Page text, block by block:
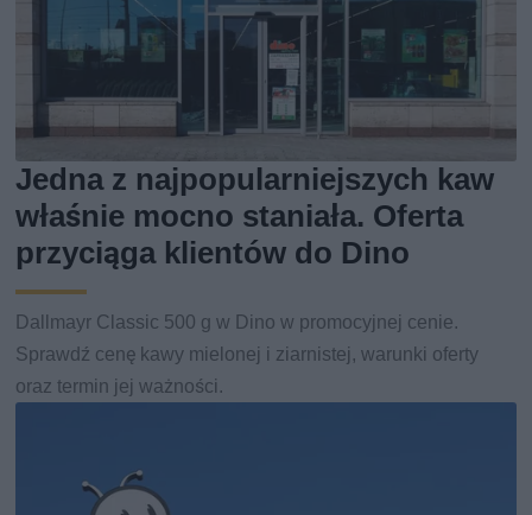
Jedna z najpopularniejszych kaw
właśnie mocno staniała. Oferta
przyciąga klientów do Dino
Dallmayr Classic 500 g w Dino w promocyjnej cenie.
Sprawdź cenę kawy mielonej i ziarnistej, warunki oferty
oraz termin jej ważności.